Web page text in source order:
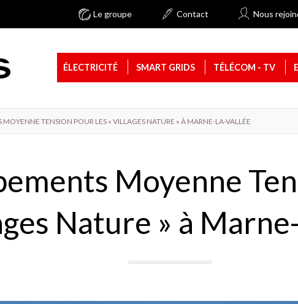
Le groupe Contact Nous
ÉLECTRICITÉ SMART GRIDS TÉLÉCOM - TV
MOYENNE TENSION POUR LES « VILLAGES NATURE » À MARNE-LA-VALLÉE
Moyenne
Nature » à